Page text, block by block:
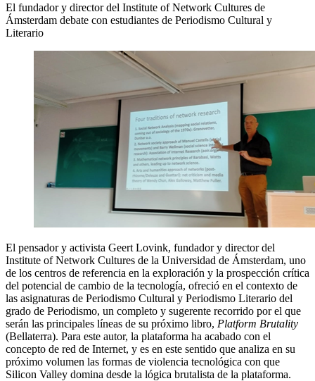
El fundador y director del Institute of Network Cultures de
Ámsterdam debate con estudiantes de Periodismo Cultural y
Literario
El pensador y activista Geert Lovink, fundador y director del
Institute of Network Cultures de la Universidad de Ámsterdam, uno
de los centros de referencia en la exploración y la prospección crítica
del potencial de cambio de la tecnología, ofreció en el contexto de
las asignaturas de Periodismo Cultural y Periodismo Literario del
grado de Periodismo, un completo y sugerente recorrido por el que
serán las principales líneas de su próximo libro, Platform Brutality
(Bellaterra). Para este autor, la plataforma ha acabado con el
concepto de red de Internet, y es en este sentido que analiza en su
próximo volumen las formas de violencia tecnológica con que
Silicon Valley domina desde la lógica brutalista de la plataforma.